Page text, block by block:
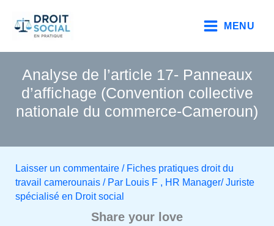
contenu
MENU
Analyse de l’article 17- Panneaux
d’affichage (Convention collective
nationale du commerce-Cameroun)
Laisser un commentaire / Fiches pratiques droit du
travail camerounais/ Par Louis F , HR Manager/ Juriste
spécialisé en Droit social
Share your love